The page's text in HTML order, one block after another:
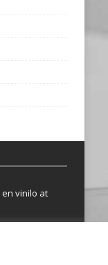
vinilo at